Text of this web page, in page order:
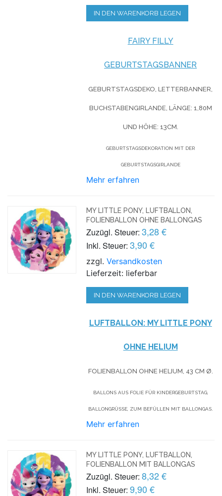
IN DEN WARENKORB LEGEN
FAIRY FILLY
GEBURTSTAGSBANNER
GEBURTSTAGSDEKO, LETTERBANNER,
BUCHSTABENGIRLANDE, LÄNGE: 1,80M
UND HÖHE: 13CM.
GEBURTSTAGSDEKORATION MIT DER
GEBURTSTAGSGIRLANDE
Mehr erfahren
MY LITTLE PONY, LUFTBALLON,
FOLIENBALLON OHNE BALLONGAS
Zuzügl. Steuer: 3,28 €
Inkl. Steuer: 3,90 €
zzgl.Versandkosten
Lieferzeit: lieferbar
IN DEN WARENKORB LEGEN
LUFTBALLON: MY LITTLE PONY
OHNE HELIUM
FOLIENBALLON OHNE HELIUM, 43 CM Ø.
BALLONS AUS FOLIE FÜR KINDERGEBURTSTAG,
BALLONGRÜSSE, ZUM BEFÜLLEN MIT BALLONGAS.
Mehr erfahren
MY LITTLE PONY, LUFTBALLON,
FOLIENBALLON MIT BALLONGAS
Zuzügl. Steuer: 8,32 €
Inkl. Steuer: 9,90 €